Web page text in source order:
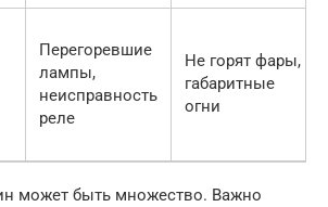
Перегоревшие
лампы,
неисправность
реле
Не горят фары,
габаритные
огни
может быть множество. Важно